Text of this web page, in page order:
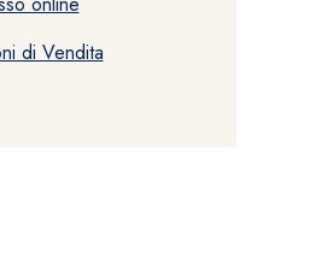
di Vendita